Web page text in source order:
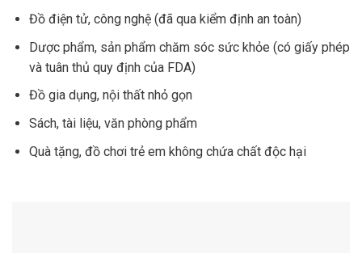
Đồ điện tử, công nghệ (đã qua kiểm định an toàn)
Dược phẩm, sản phẩm chăm sóc sức khỏe (có giấy phép
và tuân thủ quy định của FDA)
Đồ gia dụng, nội thất nhỏ gọn
Sách, tài liệu, văn phòng phẩm
Quà tặng, đồ chơi trẻ em không chứa chất độc hại